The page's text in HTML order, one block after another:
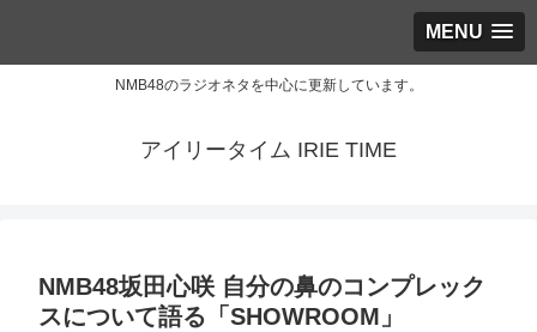
MENU
NMB48のラジオネタを中心に更新しています。
アイリータイム IRIE TIME
NMB48坂田心咲 自分の鼻のコンプレック
スについて語る「SHOWROOM」